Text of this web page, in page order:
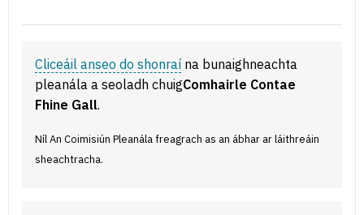
Cliceáil anseo do shonraí na bunaighneachta
pleanála a seoladh chuigComhairle Contae
Fhine Gall.
Níl An Coimisiún Pleanála freagrach as an ábhar ar láithreáin
sheachtracha.